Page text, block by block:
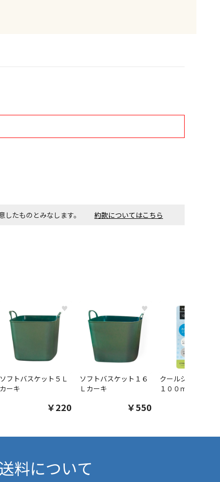
とに送料がかかる商品です
意したものとみなします。 約款についてはこちら
♥
ソフトバスケット５Ｌ
カーキ
￥220
♥
ソフトバスケット１６
Ｌカーキ
￥550
クールシャツスプ
１００ｍｌ
料について